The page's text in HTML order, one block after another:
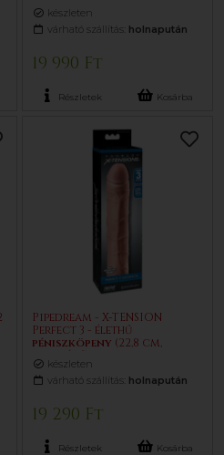
készleten
várható szállítás: holnapután
19 990 Ft
Részletek Kosárba
Pipedream - X-TENSION
Perfect 3 - élethű
péniszköpeny (22,8 cm,
testszínű)
készleten
várható szállítás: holnapután
19 290 Ft
Részletek Kosárba